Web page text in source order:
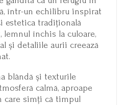
într-un echilibru inspirat
estetica tradițională
lemnul închis la culoare,
și detaliile aurii creează
blândă și texturile
calmă, aproape
care simți că timpul